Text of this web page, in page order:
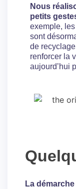
Nous
petits
exemple,
sont
de
renforcer la
aujourd’hui
La